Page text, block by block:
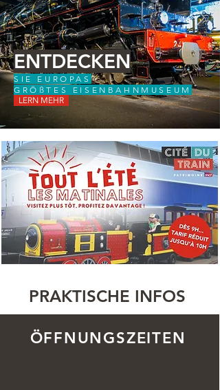
ENTDECKEN
SIE EUROPAS
GRÖßTES EISENBAHNMUSEUM
LERN MEHR
PRAKTISCHE INFOS
ÖFFNUNGSZEITEN